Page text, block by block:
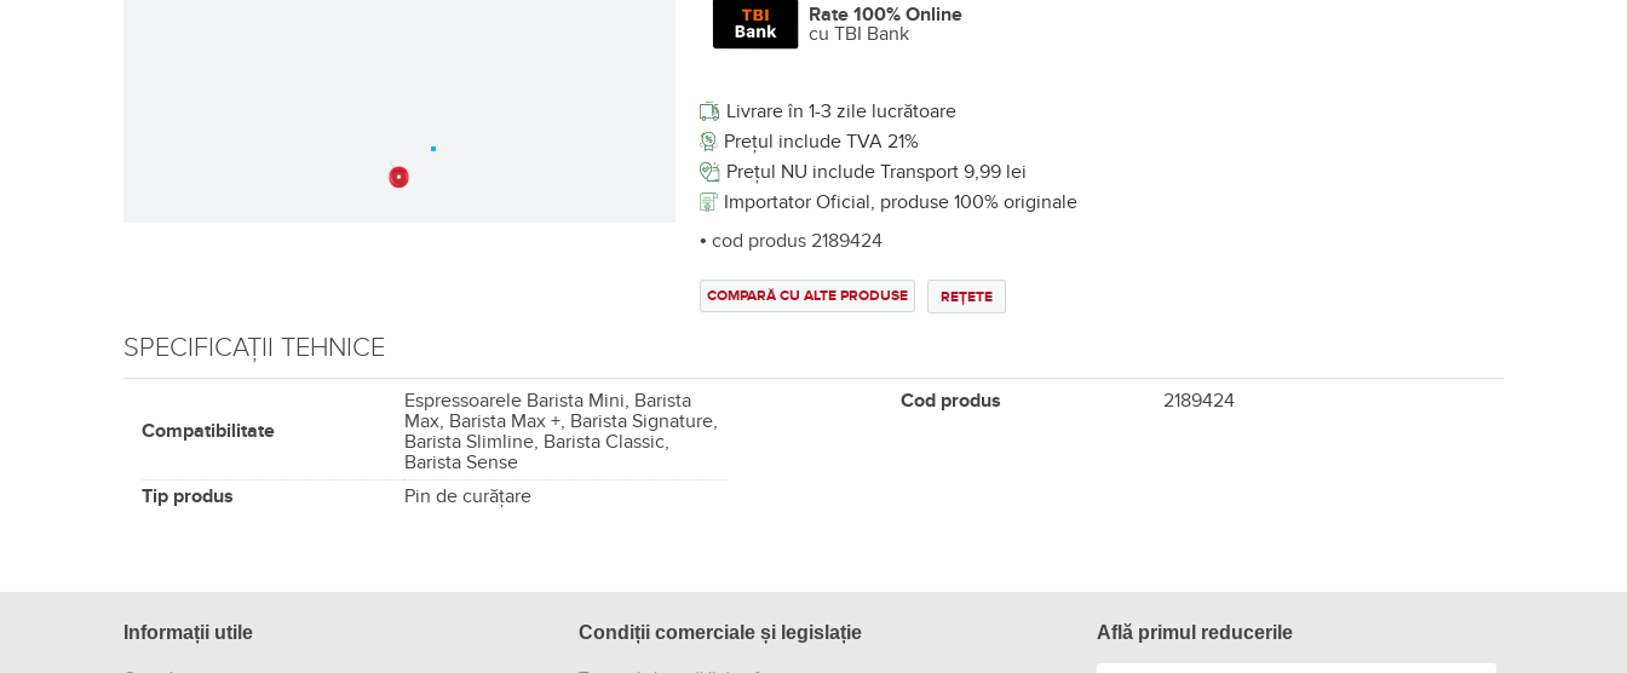
Rate 100% Online
cu TBI Bank
Livrare în 1-3 zile lucrătoare
Prețul include TVA 21%
Prețul NU include Transport 9,99 lei
Importator Oficial, produse 100% originale
• cod produs 2189424
REȚETE
COMPARĂ CU ALTE PRODUSE
SPECIFICAȚII TEHNICE
Compatibilitate
Espressoarele Barista Mini, Barista
Max, Barista Max +, Barista Signature,
Barista Slimline, Barista Classic,
Barista Sense
Tip produs
Pin de curăţare
Cod produs 2189424
Informații utile Condiții comerciale și legislație Află primul reducerile